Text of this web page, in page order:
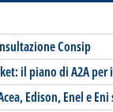
Consip
il piano di A2A per
Edison, Enel e